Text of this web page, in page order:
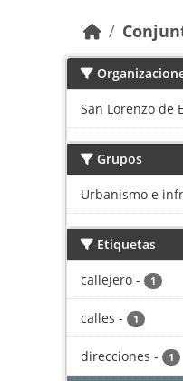
San Lorenzo de
Grupos
Urbanismo e
Etiquetas
callejero - 1
calles - 1
direcciones - 1